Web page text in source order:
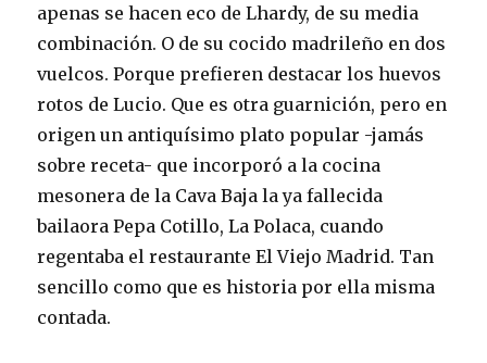
apenas se hacen eco de Lhardy, de su media
combinación. O de su cocido madrileño en dos
vuelcos. Porque prefieren destacar los huevos
rotos de Lucio. Que es otra guarnición, pero en
origen un antiquísimo plato popular -jamás
sobre receta- que incorporó a la cocina
mesonera de la Cava Baja la ya fallecida
bailaora Pepa Cotillo, La Polaca, cuando
regentaba el restaurante El Viejo Madrid. Tan
sencillo como que es historia por ella misma
contada.